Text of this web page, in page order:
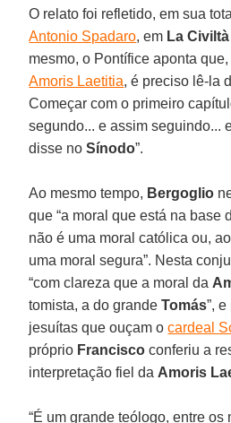
O relato foi refletido, em sua
Antonio Spadaro, em La
mesmo, o Pontífice aponta
Amoris Laetitia, é preciso lê-la
Começar com o primeiro
segundo... e assim seguindo...
disse noSínodo”.
Ao mesmo tempo, Bergoglio
que “a moral que está na base
não é uma moral católica ou,
uma moral segura”. Nesta
“com clareza que a moral da
tomista, a do grandeTomás”,
jesuítas que ouçam ocardeal
próprio Francisco conferiu a
interpretação fiel da Amoris
“É um grande teólogo, entre